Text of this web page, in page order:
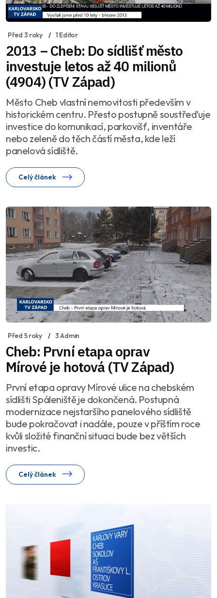
Před 3 roky 1 Editor
2013 – Cheb: Do sídlišť město
investuje letos až 40 milionů
(4904) (TV Západ)
Město Cheb vlastní nemovitosti především v
historickém centru. Přesto postupně soustřeďuje
investice do komunikací, parkovišť, inventáře
nebo zeleně do těch částí města, kde leží
panelová sídliště.
Celý článek
Před 5 roky 3 Admin
Cheb: První etapa oprav
Mírové je hotová (TV Západ)
První etapa opravy Mírové ulice na chebském
sídlišti Spáleniště je dokončená. Postupná
modernizace nejstaršího panelového sídliště
bude pokračovat i nadále, pouze v příštím roce
kvůli složité finanční situaci bude bez větších
investic.
Celý článek